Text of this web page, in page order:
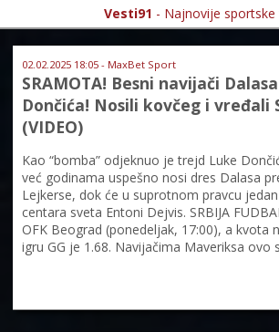
Vesti91 - Najnovije sportske
02.02.2025 18:05 - MaxBet Sport
SRAMOTA! Besni navijači
Dončića! Nosili kovčeg i vređali
(VIDEO)
Kao “bomba” odjeknuo je trejd Luke
već godinama uspešno nosi dres Dalasa
Lejkerse, dok će u suprotnom pravcu
centara sveta Entoni Dejvis. SRBIJA
OFK Beograd (ponedeljak, 17:00), a kvota
igru GG je 1.68. Navijačima Maveriksa ovo